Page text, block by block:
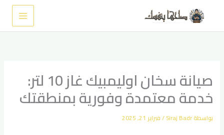
المحتوى
صيانة سخان اوليمبيك غاز 10 لتر:
خدمة معتمدة وفورية بمنطقتك
بواسطة Siraj Badr
/فبراير 21, 2025